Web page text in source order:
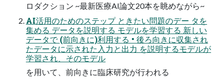
ロダクション ~最新医療AI論文20本を眺めながら~
AI活用のためのステップ ときたい問題のデー タを
集める データを説明する モデルを学習する 新しい
データで (前向きに)利用する • 後ろ向きに収集され
たデータに示された入力と出力 を説明するモデルが
学習され、そのモデル
を用いて、前向きに臨床研究が行われる